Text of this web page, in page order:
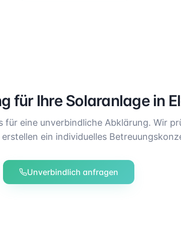
für Ihre Solaranlage in
für eine unverbindliche Abklärung. Wir
ein individuelles
Unverbindlich anfragen